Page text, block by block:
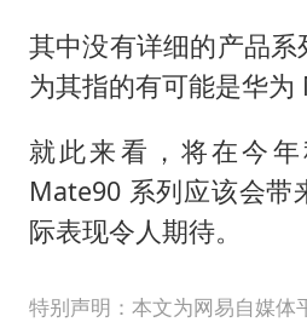
其中没有详细的产品系
为其指的有可能是华为
就此来看，将在今
Mate90 系列应该会带
际表现令人期待。
特别声明：本文为网易自媒体